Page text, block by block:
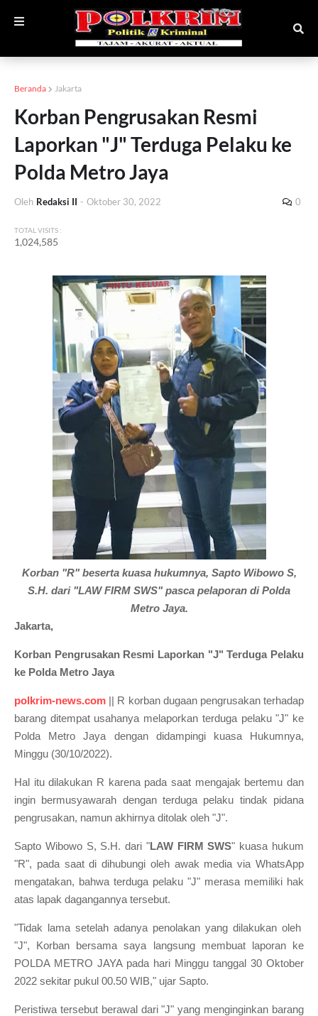
Beranda Jakarta
Korban Pengrusakan Resmi
Laporkan "J" Terduga Pelaku ke
Polda Metro Jaya
Oleh Redaksi II - Oktober 30, 2022 0
TOTAL VISITS :
1,024,585
Korban "R" beserta kuasa hukumnya, Sapto Wibowo S,
S.H. dari "LAW FIRM SWS" pasca pelaporan di Polda
Metro Jaya.
Jakarta,
Korban Pengrusakan Resmi Laporkan "J" Terduga Pelaku
ke Polda Metro Jaya
polkrim-news.com || R korban dugaan pengrusakan terhadap
barang ditempat usahanya melaporkan terduga pelaku "J" ke
Polda Metro Jaya dengan didampingi kuasa Hukumnya,
Minggu (30/10/2022).
Hal itu dilakukan R karena pada saat mengajak bertemu dan
ingin bermusyawarah dengan terduga pelaku tindak pidana
pengrusakan, namun akhirnya ditolak oleh "J".
Sapto Wibowo S, S.H. dari "LAW FIRM SWS" kuasa hukum
"R", pada saat di dihubungi oleh awak media via WhatsApp
mengatakan, bahwa terduga pelaku "J" merasa memiliki hak
atas lapak dagangannya tersebut.
"Tidak lama setelah adanya penolakan yang dilakukan oleh
"J", Korban bersama saya langsung membuat laporan ke
POLDA METRO JAYA pada hari Minggu tanggal 30 Oktober
2022 sekitar pukul 00.50 WIB," ujar Sapto.
Peristiwa tersebut berawal dari "J" yang menginginkan barang